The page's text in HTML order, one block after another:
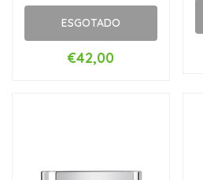
ESGOTADO
€42,00